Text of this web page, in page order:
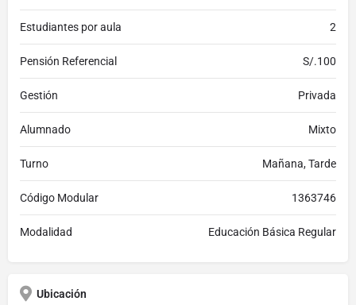
Estudiantes por aula 2
Pensión Referencial S/.100
Gestión Privada
Alumnado Mixto
Turno Mañana, Tarde
Código Modular 1363746
Modalidad Educación Básica Regular
Ubicación